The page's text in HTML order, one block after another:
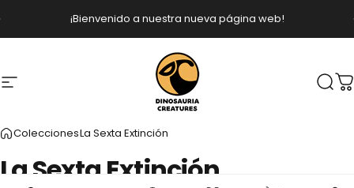
¡Bienvenido a nuestra nueva página web!
diapositivas pausa
Navegación Dinosauria Creatures
ColeccionesLa Sexta Extinción
LaSexta Extinción